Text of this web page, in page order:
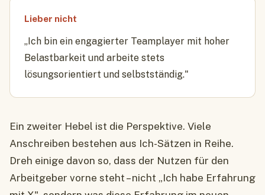
Lieber nicht
„Ich bin ein engagierter Teamplayer mit hoher
Belastbarkeit und arbeite stets
lösungsorientiert und selbstständig."
Ein zweiter Hebel ist die Perspektive. Viele
Anschreiben bestehen aus Ich-Sätzen in Reihe.
Dreh einige davon so, dass der Nutzen für den
Arbeitgeber vorne steht – nicht „Ich habe Erfahrung